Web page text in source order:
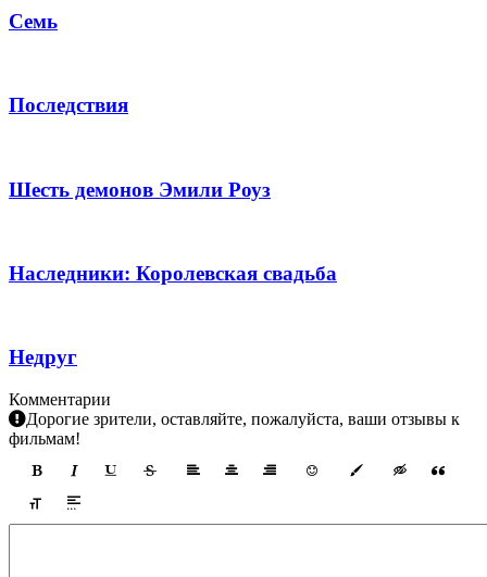
Семь
Последствия
Шесть демонов Эмили Роуз
Наследники: Королевская свадьба
Недруг
Комментарии
Дорогие зрители, оставляйте, пожалуйста, ваши отзывы к
фильмам!